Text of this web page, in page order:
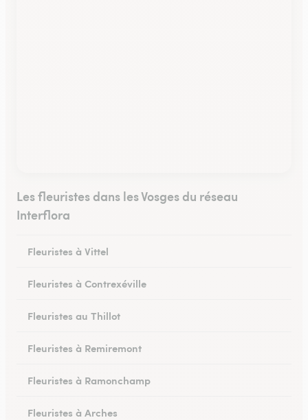
Les fleuristes dans les Vosges du réseau
Interflora
Fleuristes à Vittel
Fleuristes à Contrexéville
Fleuristes au Thillot
Fleuristes à Remiremont
Fleuristes à Ramonchamp
Fleuristes à Arches